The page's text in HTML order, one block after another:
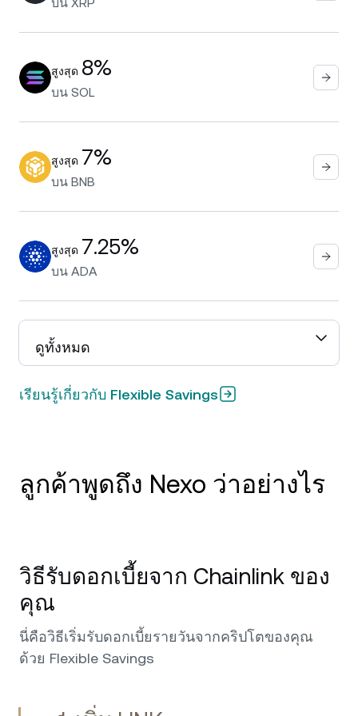
สูงสุด 8%
บน SOL
สูงสุด 7%
บน BNB
สูงสุด 7.25%
บน ADA
ดูทั้งหมด
เรียนรู้เกี่ยวกับ Flexible Savings
ลูกค้าพูดถึง Nexo ว่าอย่างไร
และฟีเจอร์ Earn เป็นหลัก และมันก็ไร้ที่ติ บัตรใช้
ประจำวัน และดอกเบี้ยจากสินทรัพย์ก็โปร่งใสและ
สม่ำเสมอ ทีมสนับสนุนของพวกเขายอดเยี่ยมมาก
—รวดเร็ว เป็นมิตร และให้ความช่วยเหลืออย่าง
แท้จริง 5 ดาว!
วิธีรับดอกเบี้ยจาก Chainlink ของ
คุณ
นี่คือวิธีเริ่มรับดอกเบี้ยรายวันจากคริปโตของคุณ
ด้วย Flexible Savings